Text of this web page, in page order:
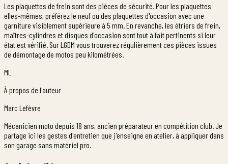
Les plaquettes de frein sont des pièces de sécurité. Pour les plaquettes
elles-mêmes, préférez le neuf ou des plaquettes d'occasion avec une
garniture visiblement supérieure à 5 mm. En revanche, les étriers de frein,
maîtres-cylindres et disques d'occasion sont tout à fait pertinents si leur
état est vérifié. Sur LGDM vous trouverez régulièrement ces pièces issues
de démontage de motos peu kilométrées.
ML
À propos de l'auteur
Marc Lefèvre
Mécanicien moto depuis 18 ans, ancien préparateur en compétition club. Je
partage ici les gestes d'entretien que j'enseigne en atelier, à appliquer dans
son garage sans matériel pro.